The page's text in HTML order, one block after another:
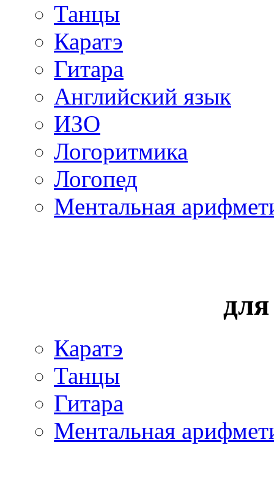
Танцы
Каратэ
Гитара
Английский язык
ИЗО
Логоритмика
Логопед
Ментальная
Каратэ
Танцы
Гитара
Ментальная